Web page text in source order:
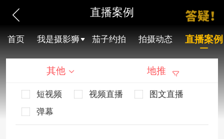
直播案例
首页 我是摄影狮 茄子约拍 拍摄动态 直播案例
其他 地推
短视频 视频直播
图文直播
弹幕